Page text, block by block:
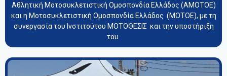
Αθλητική Μοτοσυκλετιστική Ομοσπονδία Ελλάδος (ΑΜΟΤΟΕ)
και η Μοτοσυκλετιστική Ομοσπονδία Ελλάδος (ΜΟΤΟΕ), με τη
συνεργασία του Ινστιτούτου ΜΟΤΟΘΕΣΙΣ και την υποστήριξη
του